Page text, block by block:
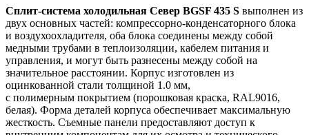
Сплит-система холодильная Север BGSF 435 S выполнен из
двух основных частей: компрессорно-конденсаторного блока
и воздухоохладителя, оба блока соединены между собой
медными трубами в теплоизоляции, кабелем питания и
управления, и могут быть разнесены между собой на
значительное расстоянии. Корпус изготовлен из
оцинкованной стали толщиной 1.0 мм,
с полимерным покрытием (порошковая краска, RAL9016,
белая). Форма деталей корпуса обеспечивает максимальную
жесткость. Съемные панели предоставляют доступ к